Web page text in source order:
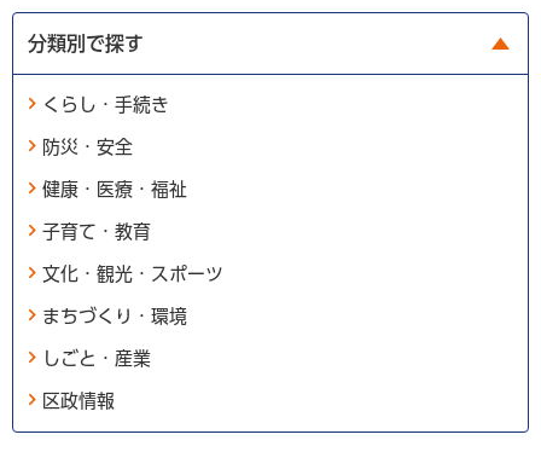
分類別で探す
くらし・手続き
防災・安全
健康・医療・福祉
子育て・教育
文化・観光・スポーツ
まちづくり・環境
しごと・産業
区政情報